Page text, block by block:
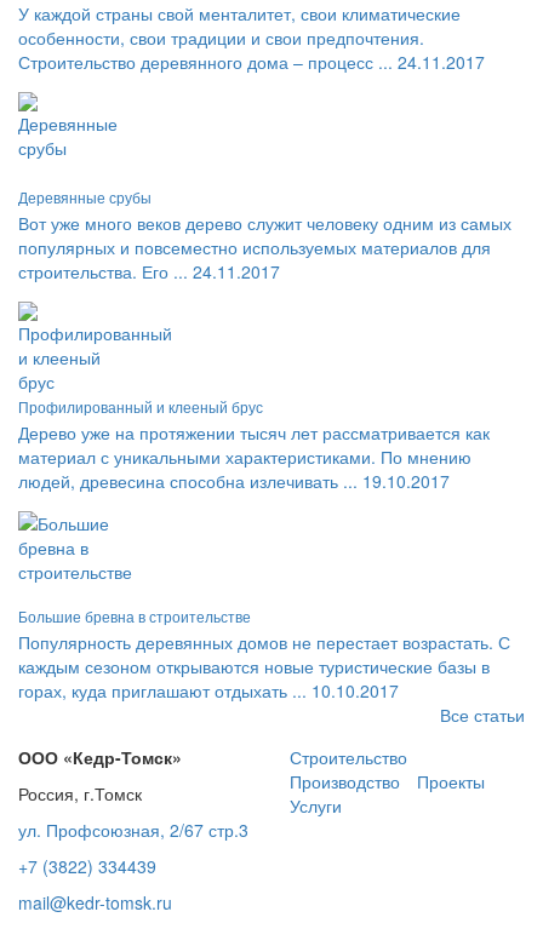
У каждой страны свой менталитет, свои климатические
особенности, свои традиции и свои предпочтения.
Строительство деревянного дома – процесс ... 24.11.2017
Деревянные срубы
Вот уже много веков дерево служит человеку одним из самых
популярных и повсеместно используемых материалов для
строительства. Его ... 24.11.2017
Профилированный и клееный брус
Дерево уже на протяжении тысяч лет рассматривается как
материал с уникальными характеристиками. По мнению
людей, древесина способна излечивать ... 19.10.2017
Большие бревна в строительстве
Популярность деревянных домов не перестает возрастать. С
каждым сезоном открываются новые туристические базы в
горах, куда приглашают отдыхать ... 10.10.2017
Все статьи
ООО «Кедр-Томск»
Россия, г.Томск
ул. Профсоюзная, 2/67 стр.3
+7 (3822) 334439
mail@kedr-tomsk.ru
Строительство
Производство
Проекты
Услуги